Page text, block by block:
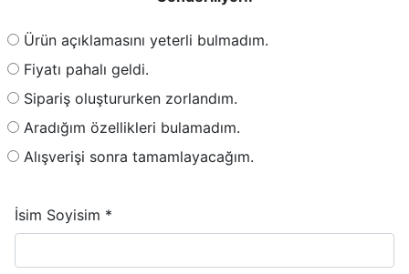
Ürün açıklamasını yeterli bulmadım.
Fiyatı pahalı geldi.
Sipariş oluştururken zorlandım.
Aradığım özellikleri bulamadım.
Alışverişi sonra tamamlayacağım.
İsim Soyisim *